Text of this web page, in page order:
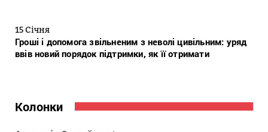
15 Січня
Гроші і допомога звільненим з неволі цивільним: уряд
ввів новий порядок підтримки, як її отримати
Колонки